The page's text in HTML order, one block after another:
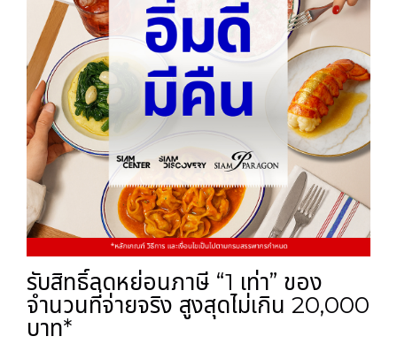
รับสิทธิ์ลดหย่อนภาษี “1 เท่า” ของ
จำนวนที่จ่ายจริง สูงสุดไม่เกิน 20,000
บาท*